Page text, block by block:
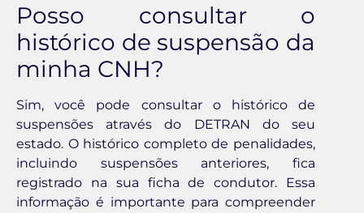
Posso consultar o
histórico de suspensão da
minha CNH?
Sim, você pode consultar o histórico de
suspensões através do DETRAN do seu
estado. O histórico completo de penalidades,
incluindo suspensões anteriores, fica
registrado na sua ficha de condutor. Essa
informação é importante para compreender